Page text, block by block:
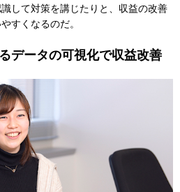
して対策を講じたりと、収益の改善
すくなるのだ。
データの可視化で収益改善